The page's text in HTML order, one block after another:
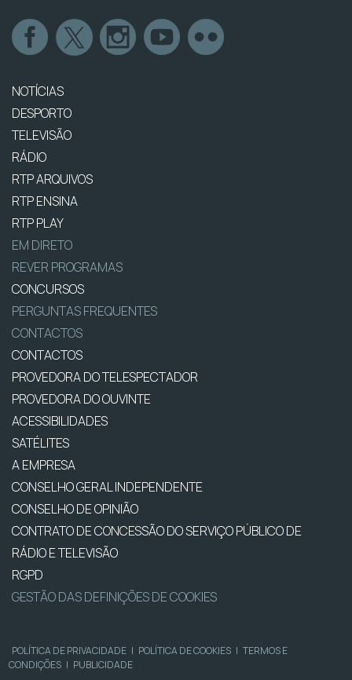
NOTÍCIAS
DESPORTO
TELEVISÃO
RÁDIO
RTP ARQUIVOS
RTP ENSINA
RTP PLAY
EM DIRETO
REVER PROGRAMAS
CONCURSOS
PERGUNTAS FREQUENTES
CONTACTOS
CONTACTOS
PROVEDORA DO TELESPECTADOR
PROVEDORA DO OUVINTE
ACESSIBILIDADES
SATÉLITES
A EMPRESA
CONSELHO GERAL INDEPENDENTE
CONSELHO DE OPINIÃO
CONTRATO DE CONCESSÃO DO SERVIÇO PÚBLICO DE
RÁDIO E TELEVISÃO
RGPD
GESTÃO DAS DEFINIÇÕES DE COOKIES
POLÍTICA DE PRIVACIDADE | POLÍTICA DE COOKIES | TERMOS E
CONDIÇÕES | PUBLICIDADE